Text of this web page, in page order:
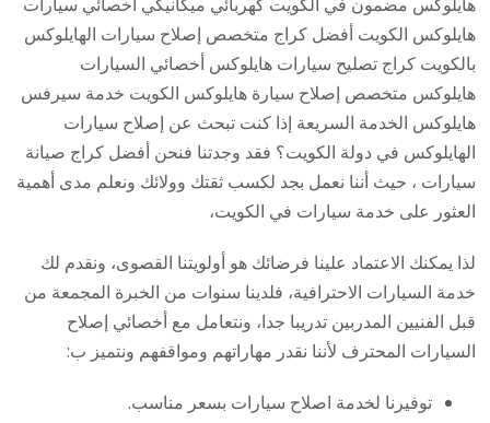
هايلوكس الكويت أفضل كراج متخصص إصلاح سيارات الهايلوكس
بالكويت كراج تصليح سيارات هايلوكس أخصائي السيارات
هايلوكس متخصص إصلاح سيارة هايلوكس الكويت خدمة سيرفس
هايلوكس الخدمة السريعة إذا كنت تبحث عن إصلاح سيارات
الهايلوكس في دولة الكويت؟ فقد وجدتنا فنحن أفضل كراج صيانة
سيارات ، حيث أننا نعمل بجد لكسب ثقتك وولائك ونعلم مدى أهمية
العثور على خدمة سيارات في الكويت،
لذا يمكنك الاعتماد علينا فرضائك هو أولويتنا القصوى، ونقدم لك
خدمة السيارات الاحترافية، فلدينا سنوات من الخبرة المجمعة من
قبل الفنيين المدربين تدريبا جدا، ونتعامل مع أخصائي إصلاح
السيارات المحترف لأننا نقدر مهاراتهم ومواقفهم ونتميز ب:
توفيرنا لخدمة اصلاح سيارات بسعر مناسب.